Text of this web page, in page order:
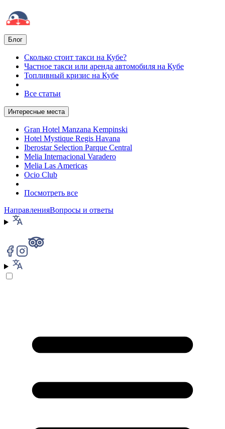
Блог
Сколько стоит такси на Кубе?
Частное такси или аренда автомобиля на Кубе
Топливный кризис на Кубе
Все статьи
Интересные места
Gran Hotel Manzana Kempinski
Hotel Mystique Regis Havana
Iberostar Selection Parque Central
Melia Internacional Varadero
Melia Las Americas
Ocio Club
Посмотреть все
НаправленияВопросы и ответы